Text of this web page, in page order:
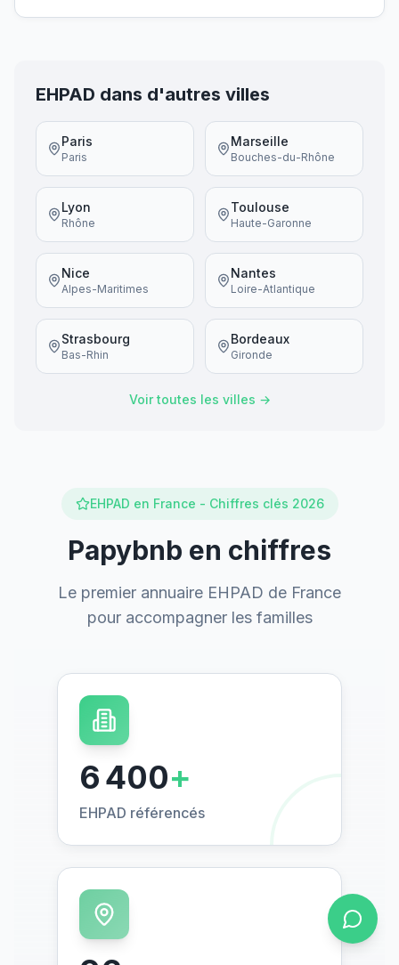
EHPAD dans d'autres villes
Paris
Paris
Marseille
Bouches-du-Rhône
Lyon
Rhône
Toulouse
Haute-Garonne
Nice
Alpes-Maritimes
Nantes
Loire-Atlantique
Strasbourg
Bas-Rhin
Bordeaux
Gironde
Voir toutes les villes →
EHPAD en France - Chiffres clés 2026
Papybnb en chiffres
Le premier annuaire EHPAD de France
pour accompagner les familles
6 400+
EHPAD référencés